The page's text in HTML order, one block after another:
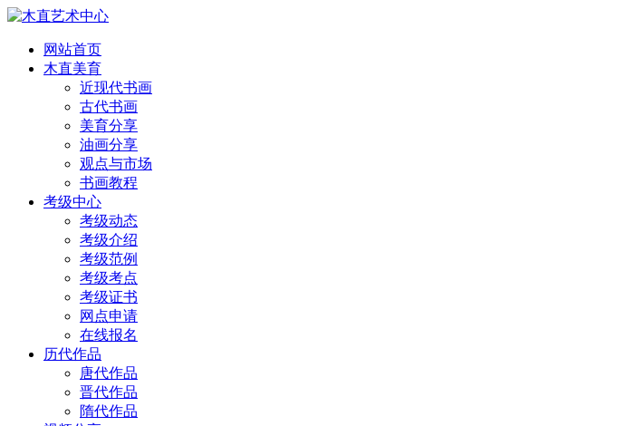
网站首页
木直美育
近现代书画
古代书画
美育分享
油画分享
观点与市场
书画教程
考级中心
考级动态
考级介绍
考级范例
考级考点
考级证书
网点申请
在线报名
历代作品
唐代作品
晋代作品
隋代作品